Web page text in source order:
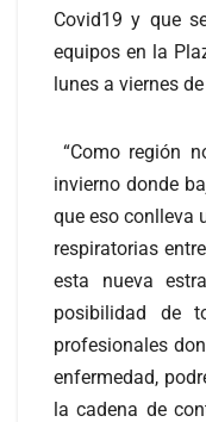
Covid19 y que
equipos en la
lunes a viernes
“Como región
invierno donde
que eso conlleva
respiratorias
esta nueva
posibilidad de
profesionales
enfermedad,
la cadena de